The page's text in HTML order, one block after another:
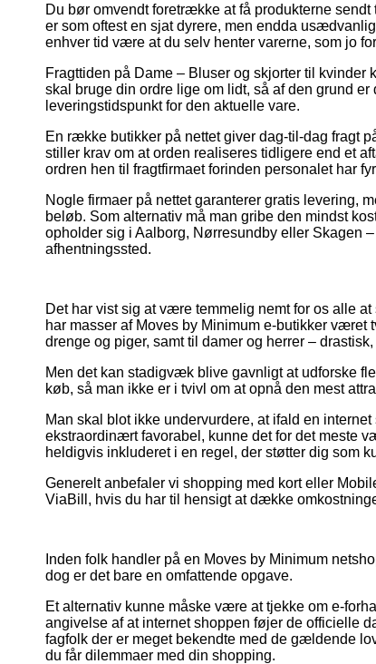
Du bør omvendt foretrække at få produkterne
er som oftest en sjat dyrere, men endda
enhver tid være at du selv henter varerne, som jo
Fragttiden på Dame – Bluser og skjorter til
skal bruge din ordre lige om lidt, så af den grund
leveringstidspunkt for den aktuelle vare.
En række butikker på nettet giver dag-til-dag fragt
stiller krav om at orden realiseres tidligere end et
ordren hen til fragtfirmaet forinden personalet har
Nogle firmaer på nettet garanterer gratis levering,
beløb. Som alternativ må man gribe den mindst
opholder sig i Aalborg, Nørresundby eller Skagen
afhentningssted.
Det har vist sig at være temmelig nemt for os alle
har masser af Moves by Minimum e-butikker
drenge og piger, samt til damer og herrer –
Men det kan stadigvæk blive gavnligt at udforske
køb, så man ikke er i tvivl om at opnå den mest
Man skal blot ikke undervurdere, at ifald en
ekstraordinært favorabel, kunne det for det meste
heldigvis inkluderet i en regel, der støtter dig som
Generelt anbefaler vi shopping med kort eller
ViaBill, hvis du har til hensigt at dække
Inden folk handler på en Moves by Minimum
dog er det bare en omfattende opgave.
Et alternativ kunne måske være at tjekke om e-
angivelse af at internet shoppen føjer de officielle
fagfolk der er meget bekendte med de gældende
du får dilemmaer med din shopping.